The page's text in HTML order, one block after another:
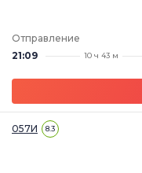
Отправление
21:09
10 ч 43 м
057И 8.3